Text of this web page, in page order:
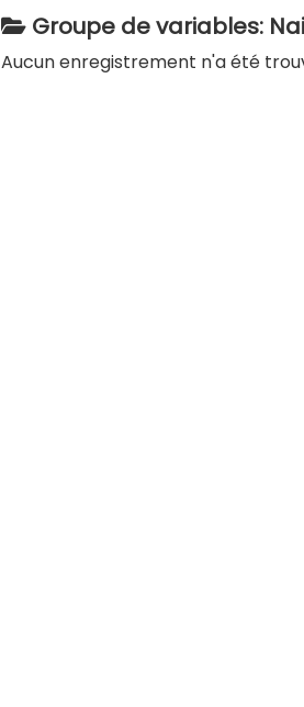
Groupe de variables:
Aucun enregistrement n'a été